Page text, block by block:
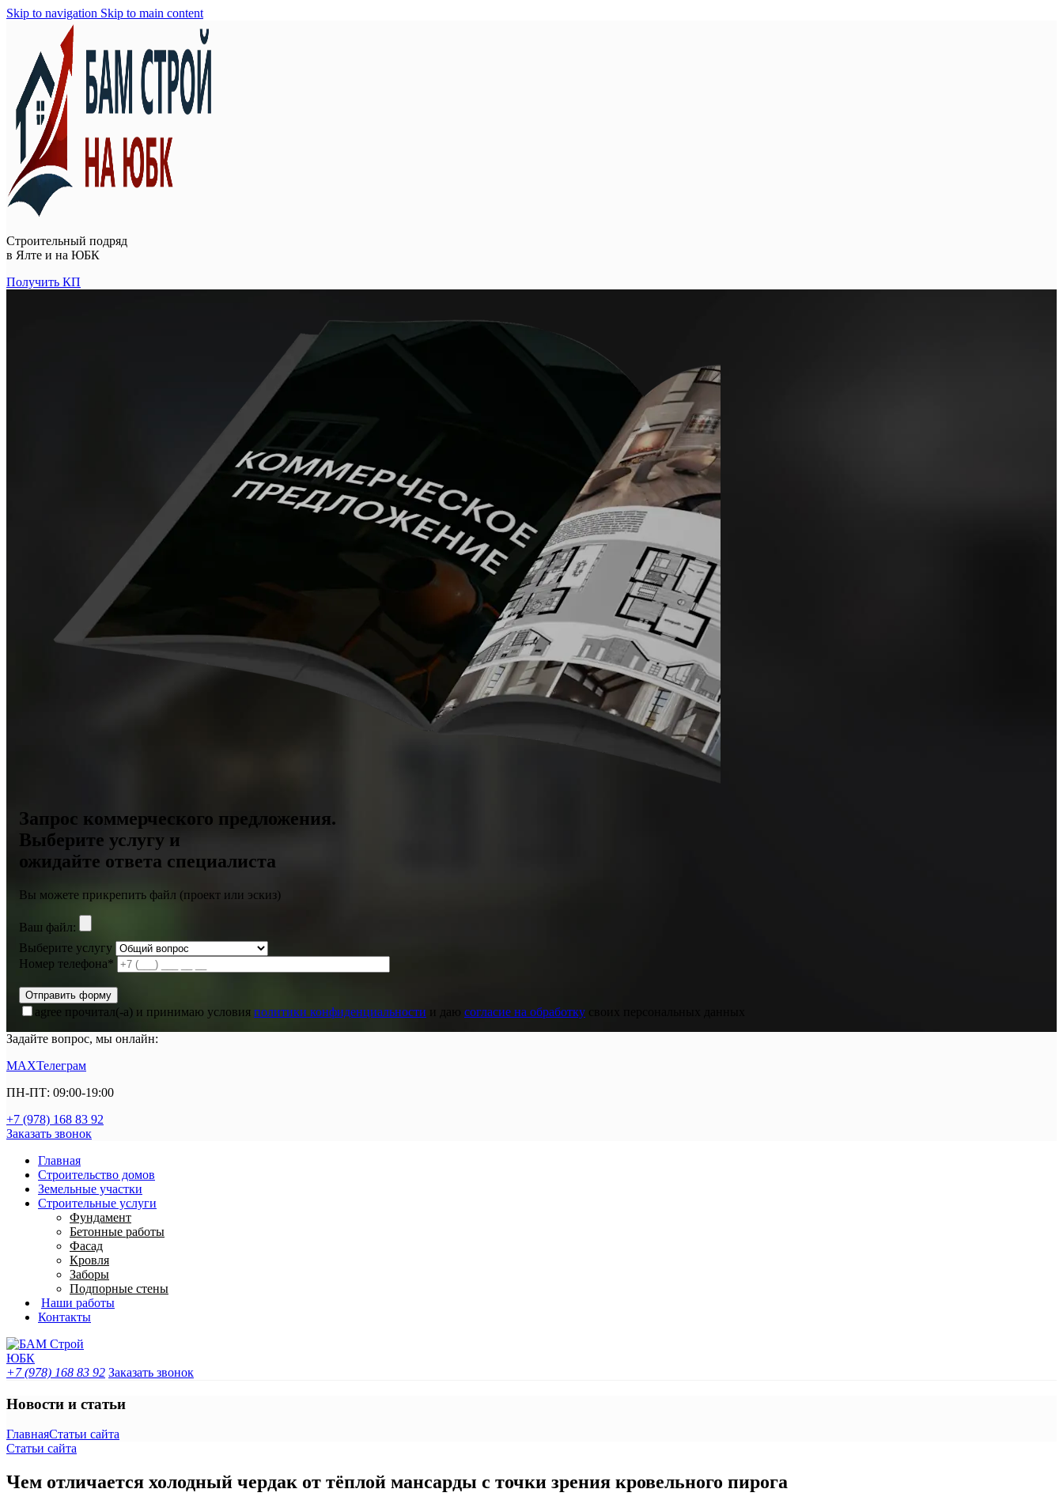
Skip to navigation Skip to main content
Строительный подряд
в Ялте и на ЮБК
Получить КП
Запрос коммерческого предложения.
Выберите услугу и
ожидайте ответа специалиста
Вы можете прикрепить файл (проект или эскиз)
Ваш файл:
Выберите услугу
Номер телефона*
agree прочитал(-а) и принимаю условия политики конфиденциальности и даю согласие на обработку
Задайте вопрос, мы онлайн:
MAXТелеграм
ПН-ПТ: 09:00-19:00
+7 (978) 168 83 92
Заказать звонок
Главная
Строительство домов
Земельные участки
Строительные услуги
Фундамент
Бетонные работы
Фасад
Кровля
Заборы
Подпорные стены
Наши работы
Контакты
+7 (978) 168 83 92 Заказать звонок
Новости и статьи
ГлавнаяСтатьи сайта
Статьи сайта
Чем отличается холодный чердак от тёплой мансарды с точки зрения кровельного пирога